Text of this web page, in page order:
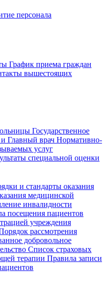
персонала
График приема граждан
вышестоящих
Государственное
Главный врач Нормативно-
услуг
специальной оценки
и стандарты оказания
медицинской
инвалидности
посещения пациентов
учреждения
рассмотрения
добровольное
Список страховых
терапии Правила записи